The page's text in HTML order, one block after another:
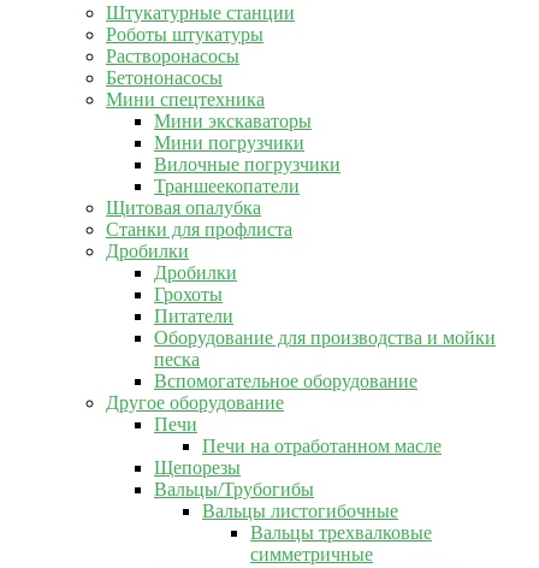
Штукатурные станции
Роботы штукатуры
Растворонасосы
Бетононасосы
Мини спецтехника
Мини экскаваторы
Мини погрузчики
Вилочные погрузчики
Траншеекопатели
Щитовая опалубка
Станки для профлиста
Дробилки
Дробилки
Грохоты
Питатели
Оборудование для производства и мойки
песка
Вспомогательное оборудование
Другое оборудование
Печи
Печи на отработанном масле
Щепорезы
Вальцы/Трубогибы
Вальцы листогибочные
Вальцы трехвалковые
симметричные